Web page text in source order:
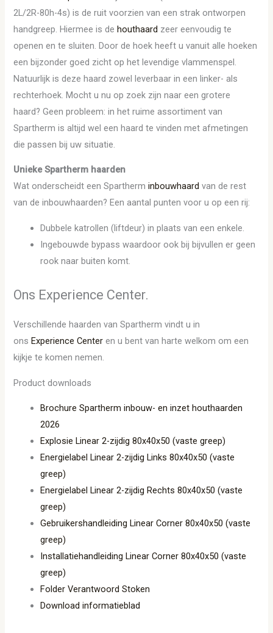
2L/2R-80h-4s) is de ruit voorzien van een strak ontworpen
handgreep. Hiermee is dehouthaard zeer eenvoudig te
openen en te sluiten. Door de hoek heeft u vanuit alle hoeken
een bijzonder goed zicht op het levendige vlammenspel.
Natuurlijk is deze haard zowel leverbaar in een linker- als
rechterhoek. Mocht u nu op zoek zijn naar een grotere
haard? Geen probleem: in het ruime assortiment van
Spartherm is altijd wel een haard te vinden met afmetingen
die passen bij uw situatie.
Unieke Spartherm haarden
Wat onderscheidt een Spartherminbouwhaard van de rest
van de inbouwhaarden? Een aantal punten voor u op een rij:
Dubbele katrollen (liftdeur) in plaats van een enkele.
Ingebouwde bypass waardoor ook bij bijvullen er geen
rook naar buiten komt.
Ons Experience Center.
Verschillende haarden van Spartherm vindt u in
onsExperience Center en u bent van harte welkom om een
kijkje te komen nemen.
Product downloads
Brochure Spartherm inbouw- en inzet houthaarden
2026
Explosie Linear 2-zijdig 80x40x50 (vaste greep)
Energielabel Linear 2-zijdig Links 80x40x50 (vaste
greep)
Energielabel Linear 2-zijdig Rechts 80x40x50 (vaste
greep)
Gebruikershandleiding Linear Corner 80x40x50 (vaste
greep)
Installatiehandleiding Linear Corner 80x40x50 (vaste
greep)
Folder Verantwoord Stoken
Download informatieblad